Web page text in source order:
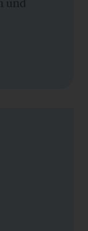
und